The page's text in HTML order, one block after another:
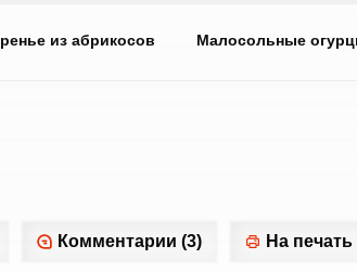
из абрикосов Малосольные
Комментарии (3) На печать